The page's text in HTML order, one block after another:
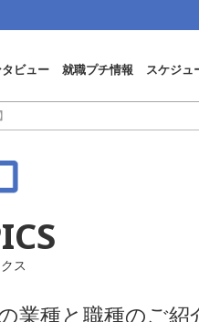
ビュー 就職プチ情報 スケジュ
ス
業種と職種のご紹